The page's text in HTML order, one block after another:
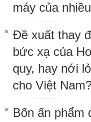
máy của
Đề xuất thay
bức xạ của
quy, hay nới
cho Việt
Bốn ấn phẩm